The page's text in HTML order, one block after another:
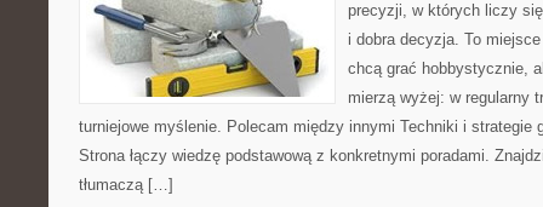
precyzji, w których liczy
i dobra decyzja. To
chcą grać hobbystycznie,
mierzą wyżej: w regularny
turniejowe myślenie. Polecam między innymi Techniki i strategie
Strona łączy wiedzę podstawową z konkretnymi poradami.
tłumaczą […]